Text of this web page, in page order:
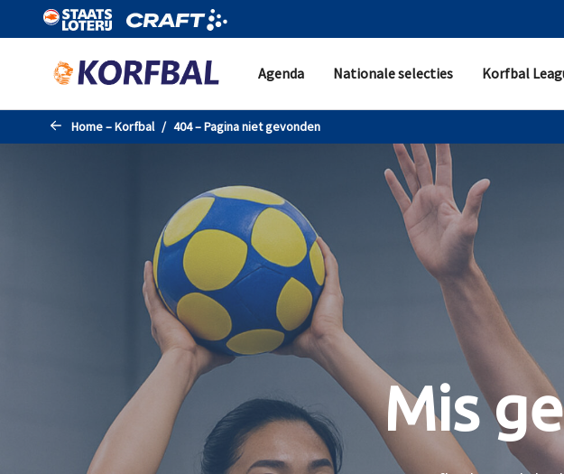
Naar de hoofdinhoud gaan
Agenda Nationale selecties Korfbal
Home – Korfbal 404 – Pagina niet gevonden
Mis